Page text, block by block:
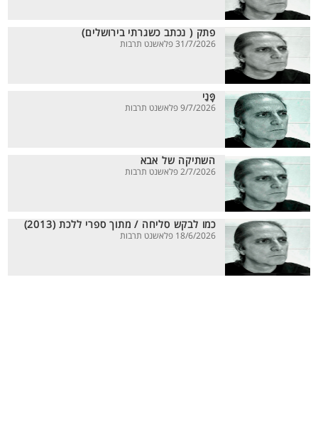
פתק ( נכתב כשגרתי בירושלים)
31/7/2026 פלאשנט תרבות
פָּנַי
9/7/2026 פלאשנט תרבות
השתיקה של אבא
2/7/2026 פלאשנט תרבות
כמו לבקש סליחה / מתוך ספרי ללכת (2013)
18/6/2026 פלאשנט תרבות